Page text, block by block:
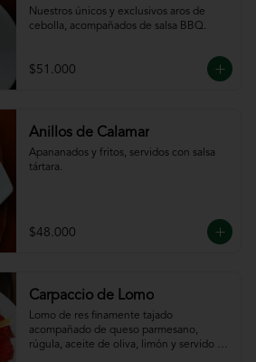
Nuestros únicos y exclusivos aros de
cebolla, acompañados de salsa BBQ.
$51.000
Anillos de Calamar
Apananados y fritos, servidos con salsa
tártara.
$48.000
Carpaccio de Lomo
Lomo de res finamente tajado
acompañado de queso parmesano,
rúgula, aceite de oliva, limón y servido